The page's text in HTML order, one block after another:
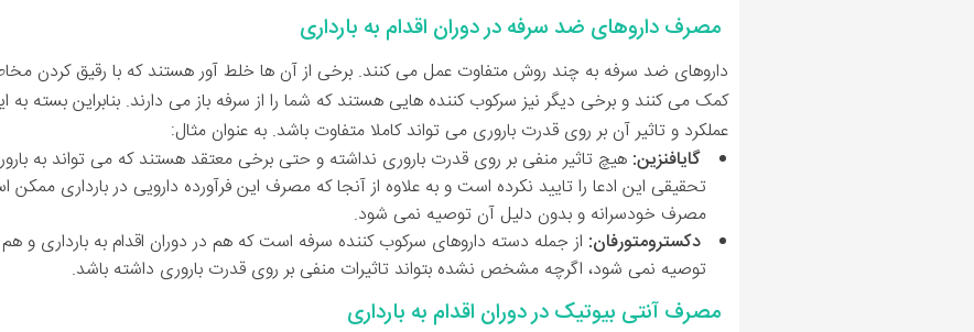
مصرف داروهای ضد سرفه در دوران اقدام به بارداری
داروهای ضد سرفه به چند روش متفاوت عمل می کنند. برخی از آن ها خلط آور هستند که با رقیق کردن
کمک می کنند و برخی دیگر نیز سرکوب کننده هایی هستند که شما را از سرفه باز می دارند. بنابراین بسته
عملکرد و تاثیر آن بر روی قدرت باروری می تواند کاملا متفاوت باشد. به عنوان مثال:
گایافنزین: هیچ تاثیر منفی بر روی قدرت باروری نداشته و حتی برخی معتقد هستند که می تواند به
تحقیقی این ادعا را تایید نکرده است و به علاوه از آنجا که مصرف این فرآورده دارویی در بارداری ممکن
مصرف خودسرانه و بدون دلیل آن توصیه نمی شود.
دکسترومتورفان: از جمله دسته داروهای سرکوب کننده سرفه است که هم در دوران اقدام به بارداری و
توصیه نمی شود، اگرچه مشخص نشده بتواند تاثیرات منفی بر روی قدرت باروری داشته باشد.
مصرف آنتی بیوتیک در دوران اقدام به بارداری